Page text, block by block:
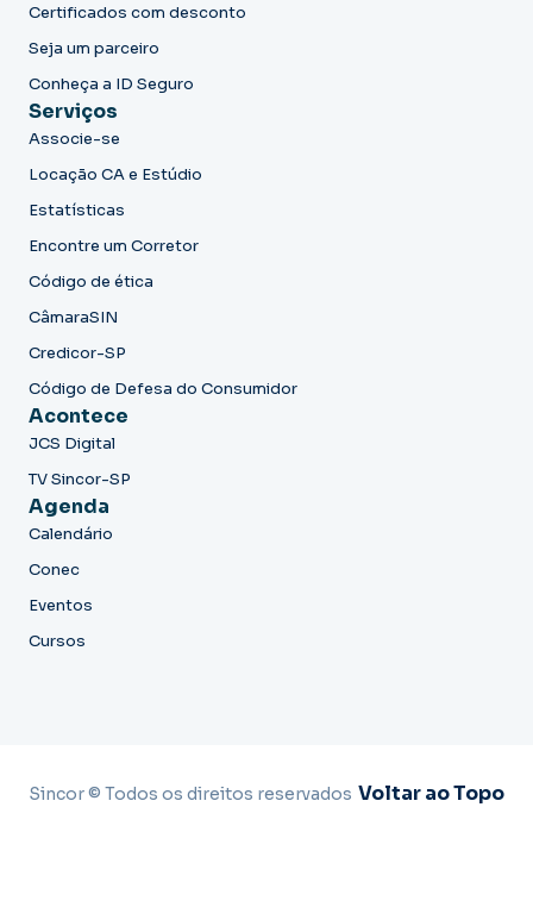
Certificados com desconto
Seja um parceiro
Conheça a ID Seguro
Serviços
Associe-se
Locação CA e Estúdio
Estatísticas
Encontre um Corretor
Código de ética
CâmaraSIN
Credicor-SP
Código de Defesa do Consumidor
Acontece
JCS Digital
TV Sincor-SP
Agenda
Calendário
Conec
Eventos
Cursos
Sincor © Todos os direitos reservados Voltar ao Topo